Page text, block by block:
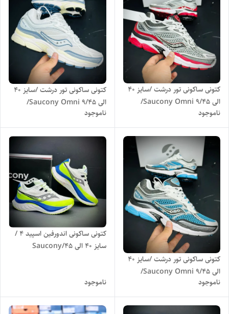
کتونی ساکونی تور درشت /سایز 40
الی 45/Saucony Omni 9/
فروش عمده و تک
ناموجود
کتونی ساکونی تور درشت /سایز 40
الی 45/Saucony Omni 9/
فروش عمده و تک
ناموجود
کتونی ساکونی تور درشت /سایز 40
الی 45/Saucony Omni 9/
فروش عمده و تک
ناموجود
کتونی ساکونی اندورفین اسپید ۴ /
سایز 40 الی 45/Saucony
ناموجود